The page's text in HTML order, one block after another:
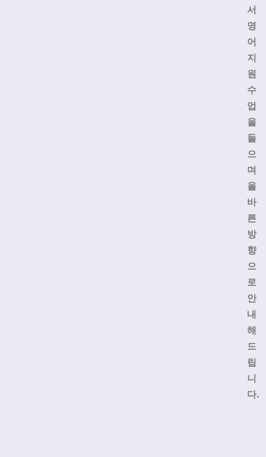
서
영
어
지
원
수
업
을
들
으
며
올
바
른
방
향
으
로
안
내
해
드
립
니
다.